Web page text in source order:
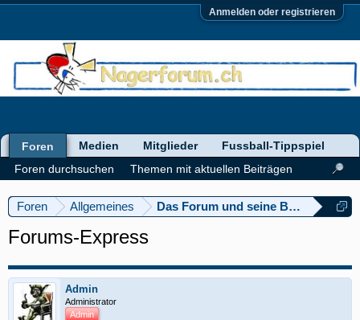
Anmelden oder registrieren
Foren Allgemeines Das Forum und seine Bedienung
Forums-Express
Admin
Administrator
Admin
Foren
Foren durchsuchen
Themen mit aktuellen Beiträgen
Medien Mitglieder Fussball-Tippspiel